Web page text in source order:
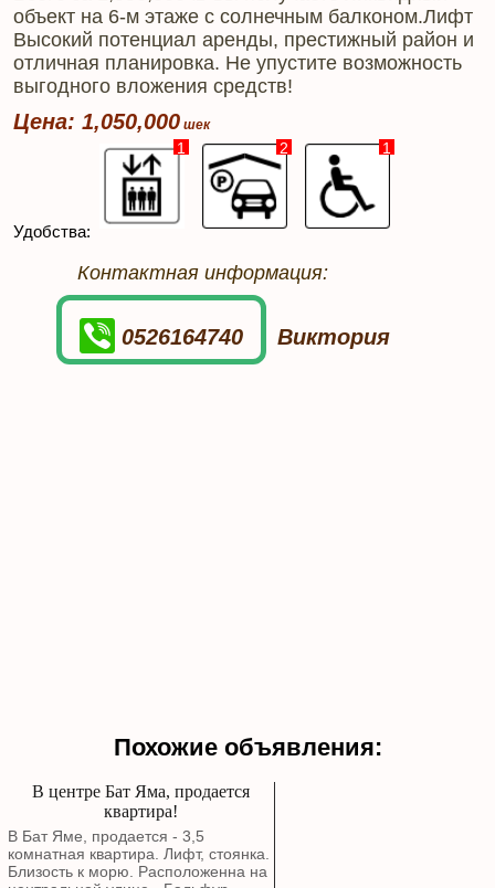
объект на 6-м этаже с солнечным балконом.Лифт
Высокий потенциал аренды, престижный район и
отличная планировка. Не упустите возможность
выгодного вложения средств!
Цена: 1,050,000
Удобства:
1 2 1
Контактная информация:
0526164740 Виктория
Похожие объявления:
В центре Бат Яма, продается
квартира!
В Бат Яме, продается - 3,5
комнатная квартира. Лифт, стоянка.
Близость к морю. Расположенна на